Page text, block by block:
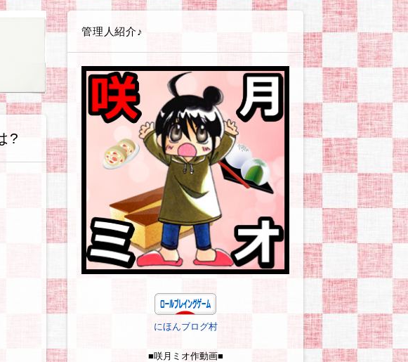
?
管理人紹介♪
にほんブログ村
■咲月ミオ作動画■